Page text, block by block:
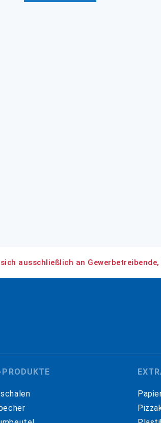
ausschließlich an